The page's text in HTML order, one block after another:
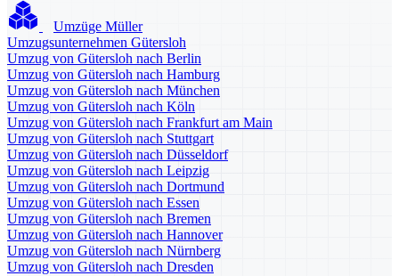
Umzüge Müller
Umzugsunternehmen Gütersloh
Umzug von Gütersloh nach Berlin
Umzug von Gütersloh nach Hamburg
Umzug von Gütersloh nach München
Umzug von Gütersloh nach Köln
Umzug von Gütersloh nach Frankfurt am Main
Umzug von Gütersloh nach Stuttgart
Umzug von Gütersloh nach Düsseldorf
Umzug von Gütersloh nach Leipzig
Umzug von Gütersloh nach Dortmund
Umzug von Gütersloh nach Essen
Umzug von Gütersloh nach Bremen
Umzug von Gütersloh nach Hannover
Umzug von Gütersloh nach Nürnberg
Umzug von Gütersloh nach Dresden